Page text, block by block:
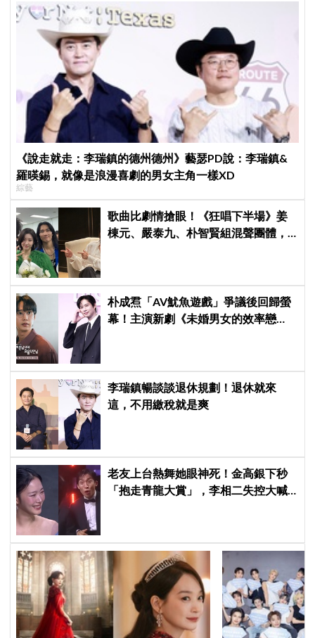
《說走就走：李瑞鎮的德州德州》藝瑟PD說：李瑞鎮&
羅暎錫，就像是浪漫喜劇的男女主角一樣XD
綜藝
歌曲比劇情搶眼！《狂唱下半場》姜
棟元、嚴泰九、朴智賢組混聲團體，
朴成焄「AV魷魚遊戲」爭議後回歸螢
幕！主演新劇《未婚男女的效率戀
李瑞鎮暢談談退休規劃！退休就來
這，不用繳稅就是爽
老友上台熱舞她眼神死！金高銀下秒
「抱走青龍大賞」，李相二失控大喊